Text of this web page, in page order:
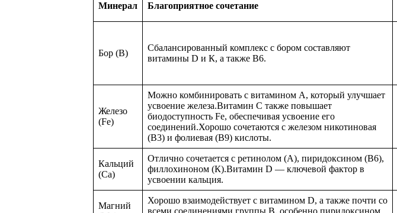
Минерал Благоприятное сочетание
Бор (В)
Сбалансированный комплекс с бором составляют
витамины D и К, а также В6.
Железо
(Fe)
Можно комбинировать с витамином А, который улучшает
усвоение железа.Витамин С также повышает
биодоступность Fe, обеспечивая усвоение его
соединений.Хорошо сочетаются с железом никотиновая
(В3) и фолиевая (В9) кислоты.
Кальций
(Ca)
Отлично сочетается с ретинолом (А), пиридоксином (В6),
филлохиноном (К).Витамин D — ключевой фактор в
усвоении кальция.
Магний
Хорошо взаимодействует с витамином D, а также почти со